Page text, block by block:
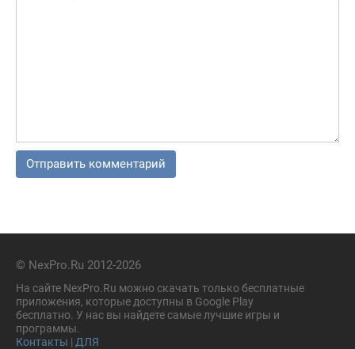
© NexPro.Ru 2012-2026
На сайте NexPro.Ru можно скачать только бесплатные
приложения, которые доступны в Google Play
бесплатно. У нас вы найдете самые лучшие игры и
программы.
Контакты | ДЛЯ